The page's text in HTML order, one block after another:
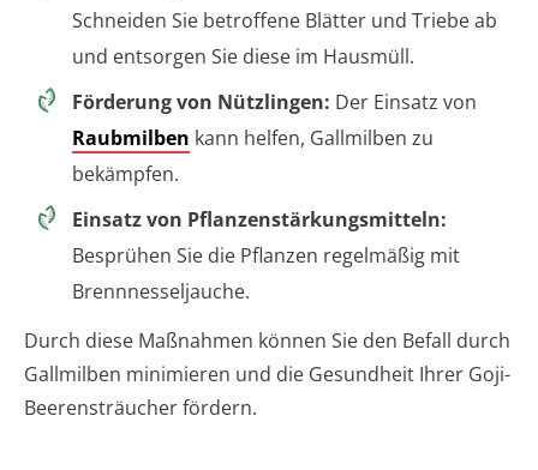
Schneiden Sie betroffene Blätter und Triebe ab
und entsorgen Sie diese im Hausmüll.
Förderung von Nützlingen: Der Einsatz von
Raubmilben kann helfen, Gallmilben zu
bekämpfen.
Einsatz von Pflanzenstärkungsmitteln:
Besprühen Sie die Pflanzen regelmäßig mit
Brennnesseljauche.
Durch diese Maßnahmen können Sie den Befall durch
Gallmilben minimieren und die Gesundheit Ihrer Goji-
Beerensträucher fördern.